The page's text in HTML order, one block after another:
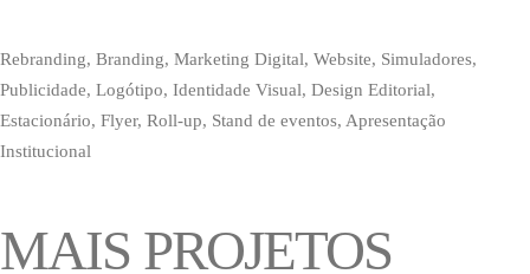
Rebranding, Branding, Marketing Digital, Website, Simuladores,
Publicidade, Logótipo, Identidade Visual, Design Editorial,
Estacionário, Flyer, Roll-up, Stand de eventos, Apresentação
Institucional
MAIS PROJETOS